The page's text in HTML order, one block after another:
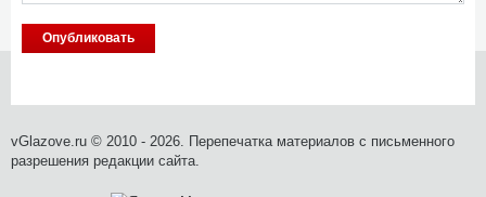
vGlazove.ru © 2010 - 2026. Перепечатка материалов с письменного
разрешения редакции сайта.